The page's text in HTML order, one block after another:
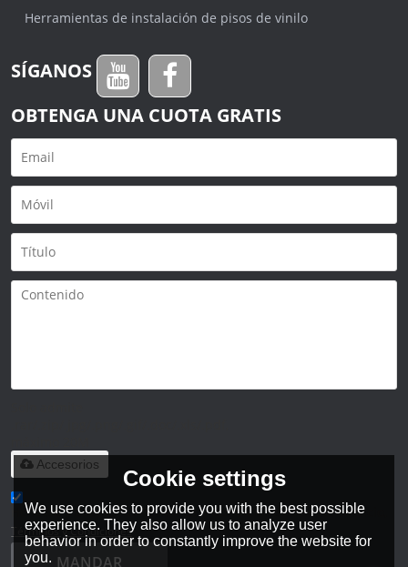
Herramientas de instalación de pisos de vinilo
SÍGANOS
OBTENGA UNA CUOTA GRATIS
Accesorios
He leido y acepto los Términos y Condiciones de este servicio,
Términos y Condiciones
MANDAR
Cookie settings
We use cookies to provide you with the best possible
experience. They also allow us to analyze user
behavior in order to constantly improve the website for
you.